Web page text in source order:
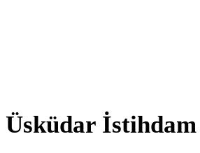
Üsküdar İstihdam